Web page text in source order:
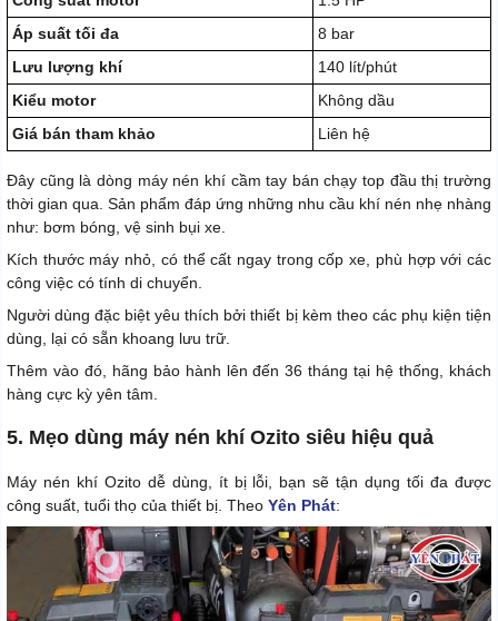
Áp suất tối đa
8 bar
Lưu lượng khí
140 lít/phút
Kiểu motor
Không dầu
Giá bán tham khảo
Liên hệ
Đây cũng là dòng máy nén khí cầm tay bán chạy top đầu thị trường
thời gian qua. Sản phẩm đáp ứng những nhu cầu khí nén nhẹ nhàng
như: bơm bóng, vệ sinh bụi xe.
Kích thước máy nhỏ, có thể cất ngay trong cốp xe, phù hợp với các
công việc có tính di chuyển.
Người dùng đặc biệt yêu thích bởi thiết bị kèm theo các phụ kiện tiện
dùng, lại có sẵn khoang lưu trữ.
Thêm vào đó, hãng bảo hành lên đến 36 tháng tại hệ thống, khách
hàng cực kỳ yên tâm.
5. Mẹo dùng máy nén khí Ozito siêu hiệu quả
Máy nén khí Ozito dễ dùng, ít bị lỗi, bạn sẽ tận dụng tối đa được
công suất, tuổi thọ của thiết bị. Theo Yên Phát: